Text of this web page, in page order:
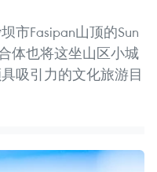
市Fasipan山顶的Sun
体也将这坐山区小城
吸引力的文化旅游目